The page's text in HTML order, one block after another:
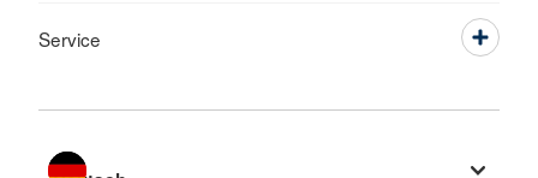
Service
Sprache wechseln zu